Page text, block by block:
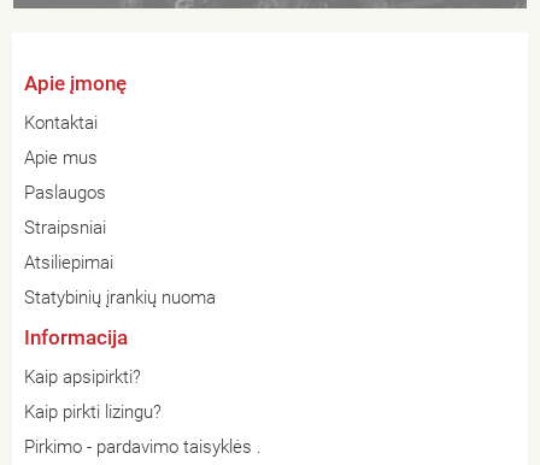
Apie įmonę
Kontaktai
Apie mus
Paslaugos
Straipsniai
Atsiliepimai
Statybinių įrankių nuoma
Informacija
Kaip apsipirkti?
Kaip pirkti lizingu?
Pirkimo - pardavimo taisyklės .